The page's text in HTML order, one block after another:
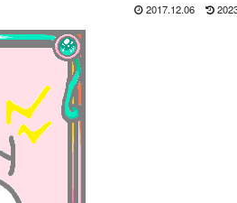
2017.12.06